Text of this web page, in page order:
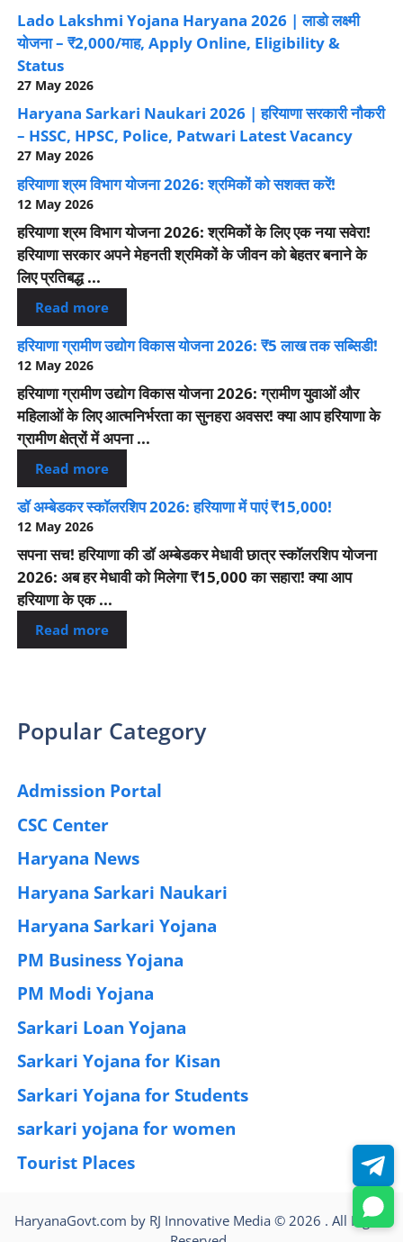
Lado Lakshmi Yojana Haryana 2026 | लाडो लक्ष्मी
योजना – ₹2,000/माह, Apply Online, Eligibility &
Status
27 May 2026
Haryana Sarkari Naukari 2026 | हरियाणा सरकारी नौकरी
– HSSC, HPSC, Police, Patwari Latest Vacancy
27 May 2026
हरियाणा श्रम विभाग योजना 2026: श्रमिकों को सशक्त करें!
12 May 2026
हरियाणा श्रम विभाग योजना 2026: श्रमिकों के लिए एक नया सवेरा!
हरियाणा सरकार अपने मेहनती श्रमिकों के जीवन को बेहतर बनाने के
लिए प्रतिबद्ध ...
Read more
हरियाणा ग्रामीण उद्योग विकास योजना 2026: ₹5 लाख तक सब्सिडी!
12 May 2026
हरियाणा ग्रामीण उद्योग विकास योजना 2026: ग्रामीण युवाओं और
महिलाओं के लिए आत्मनिर्भरता का सुनहरा अवसर! क्या आप हरियाणा के
ग्रामीण क्षेत्रों में अपना ...
Read more
डॉ अम्बेडकर स्कॉलरशिप 2026: हरियाणा में पाएं ₹15,000!
12 May 2026
सपना सच! हरियाणा की डॉ अम्बेडकर मेधावी छात्र स्कॉलरशिप योजना
2026: अब हर मेधावी को मिलेगा ₹15,000 का सहारा! क्या आप
हरियाणा के एक ...
Read more
Popular Category
Admission Portal
CSC Center
Haryana News
Haryana Sarkari Naukari
Haryana Sarkari Yojana
PM Business Yojana
PM Modi Yojana
Sarkari Loan Yojana
Sarkari Yojana for Kisan
Sarkari Yojana for Students
sarkari yojana for women
Tourist Places
HaryanaGovt.com by RJ Innovative Media © 2026 . All Rights